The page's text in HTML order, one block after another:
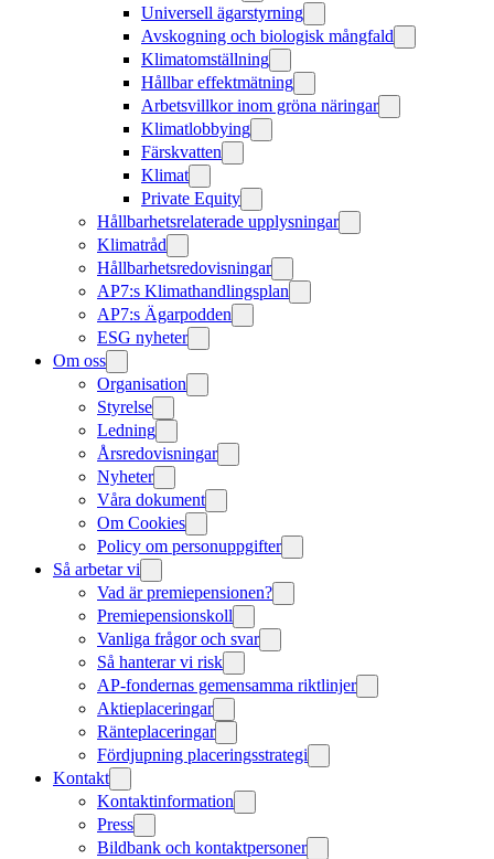
Universell ägarstyrning
Avskogning och biologisk mångfald
Klimatomställning
Hållbar effektmätning
Arbetsvillkor inom gröna näringar
Klimatlobbying
Färskvatten
Klimat
Private Equity
Hållbarhetsrelaterade upplysningar
Klimatråd
Hållbarhetsredovisningar
AP7:s Klimathandlingsplan
AP7:s Ägarpodden
ESG nyheter
Om oss
Organisation
Styrelse
Ledning
Årsredovisningar
Nyheter
Våra dokument
Om Cookies
Policy om personuppgifter
Så arbetar vi
Vad är premiepensionen?
Premiepensionskoll
Vanliga frågor och svar
Så hanterar vi risk
AP-fondernas gemensamma riktlinjer
Aktieplaceringar
Ränteplaceringar
Fördjupning placeringsstrategi
Kontakt
Kontaktinformation
Press
Bildbank och kontaktpersoner